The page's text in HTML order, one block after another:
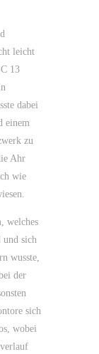
leicht
13
dabei
einem
zu
Ahr
wie
welches
und sich
wusste,
der
sich
wobei